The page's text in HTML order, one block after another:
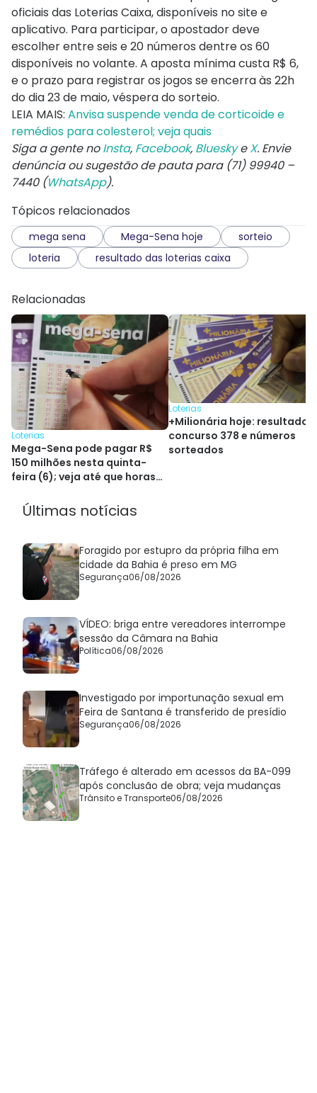
oficiais das Loterias Caixa, disponíveis no site e
aplicativo. Para participar, o apostador deve
escolher entre seis e 20 números dentre os 60
disponíveis no volante. A aposta mínima custa R$ 6,
e o prazo para registrar os jogos se encerra às 22h
do dia 23 de maio, véspera do sorteio.
LEIA MAIS: Anvisa suspende venda de corticoide e
remédios para colesterol; veja quais
Siga a gente noInsta, Facebook, BlueskyeX. Envie
denúncia ou sugestão de pauta para (71) 99940 –
7440 (WhatsApp).
Tópicos relacionados
mega sena Mega-Sena hoje
sorteio
loteria
resultado das loterias caixa
Relacionadas
Loterias
Mega-Sena pode pagar R$
150 milhões nesta quinta-
feira (6); veja até que horas
Loterias
+Milionária hoje: resultado
concurso 378 e números
sorteados
Últimas notícias
Foragido por estupro da própria filha em
cidade da Bahia é preso em MG
Segurança06/08/2026
VÍDEO: briga entre vereadores interrompe
sessão da Câmara na Bahia
Política06/08/2026
Investigado por importunação sexual em
Feira de Santana é transferido de presídio
Segurança06/08/2026
Tráfego é alterado em acessos da BA-099
após conclusão de obra; veja mudanças
Trânsito e Transporte06/08/2026